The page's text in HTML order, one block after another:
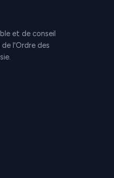
et de conseil
l'Ordre des